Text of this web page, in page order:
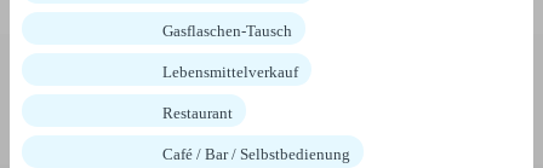
Gasflaschen-Tausch
Lebensmittelverkauf
Restaurant
Café / Bar / Selbstbedienung